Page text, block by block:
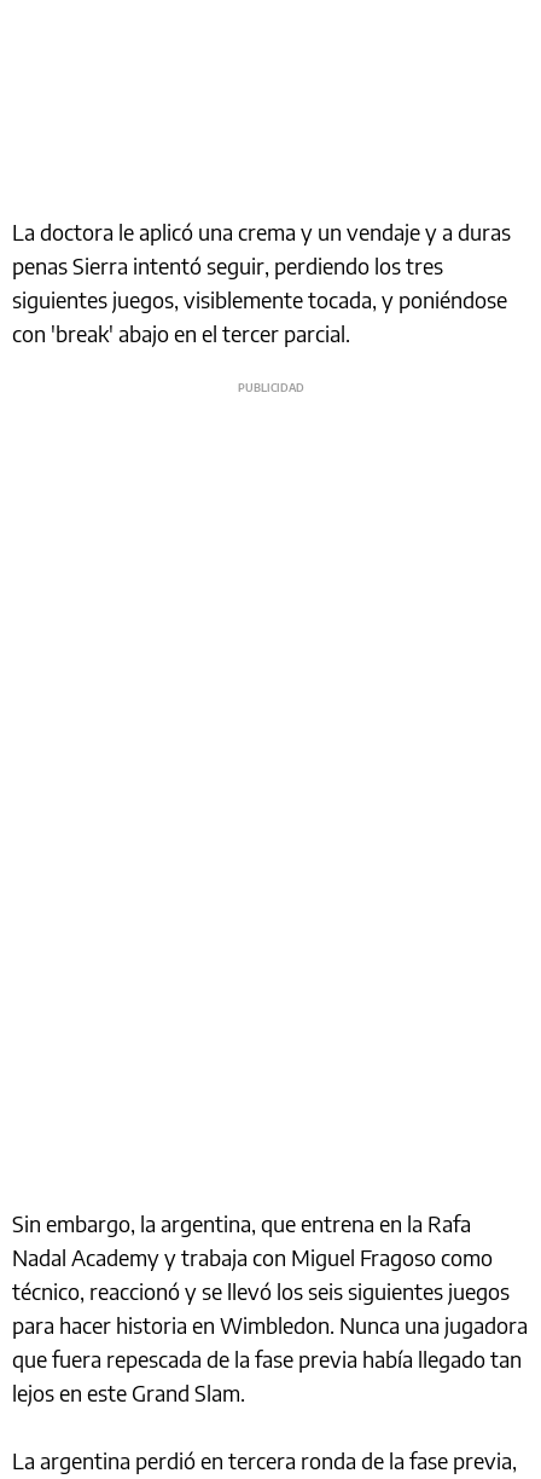
La doctora le aplicó una crema y un vendaje y a duras
penas Sierra intentó seguir, perdiendo los tres
siguientes juegos, visiblemente tocada, y poniéndose
con 'break' abajo en el tercer parcial.
Sin embargo, la argentina, que entrena en la Rafa
Nadal Academy y trabaja con Miguel Fragoso como
técnico, reaccionó y se llevó los seis siguientes juegos
para hacer historia en Wimbledon. Nunca una jugadora
que fuera repescada de la fase previa había llegado tan
lejos en este Grand Slam.
La argentina perdió en tercera ronda de la fase previa,